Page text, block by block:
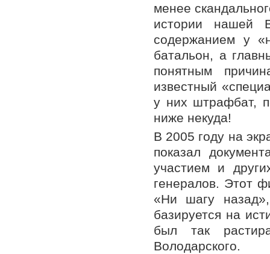
менее
истории нашей
содержанием у
батальон, а
понятным
известный
у них штрафбат,
ниже некуда!
В 2005 году на
показал
участием и
генералов. Этот
«Ни шагу
базируется на
был так
Володарского.